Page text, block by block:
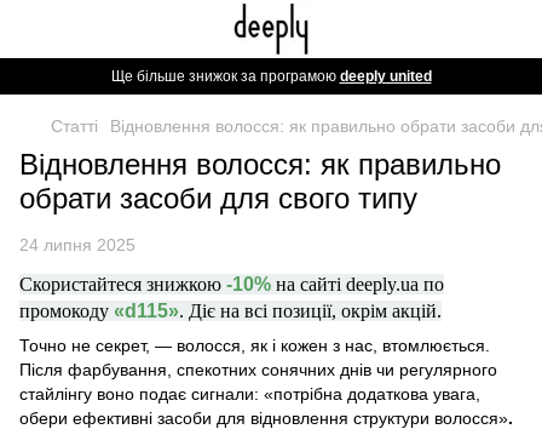
Ще більше знижок за програмою deeply united
Статті Відновлення волосся: як правильно обрати засоби
Відновлення волосся: як правильно
обрати засоби для свого типу
24 липня 2025
Скористайтеся знижкою -10% на сайті deeply.ua по
промокоду «d115». Діє на всі позиції, окрім акцій.
Точно не секрет, — волосся, як і кожен з нас, втомлюється.
Після фарбування, спекотних сонячних днів чи регулярного
стайлінгу воно подає сигнали: «потрібна додаткова увага,
обери ефективні засоби для відновлення структури волосся».